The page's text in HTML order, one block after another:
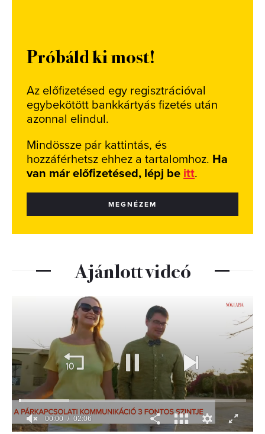
Próbáld ki most!
Az előfizetésed egy regisztrációval
egybekötött bankkártyás fizetés után
azonnal elindul.
Mindössze pár kattintás, és
hozzáférhetsz ehhez a tartalomhoz. Ha
van már előfizetésed, lépj be itt.
MEGNÉZEM
Ajánlott videó
00:01 02:06